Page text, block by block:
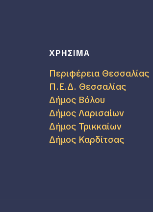
ΧΡΗΣΙΜΑ
Περιφέρεια Θεσσαλίας
Π.Ε.Δ. Θεσσαλίας
Δήμος Βόλου
Δήμος Λαρισαίων
Δήμος Τρικκαίων
Δήμος Καρδίτσας